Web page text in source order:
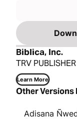
Biblica, Inc.
TRV PUBLISHER
Learn More
Other Versions
Adisana